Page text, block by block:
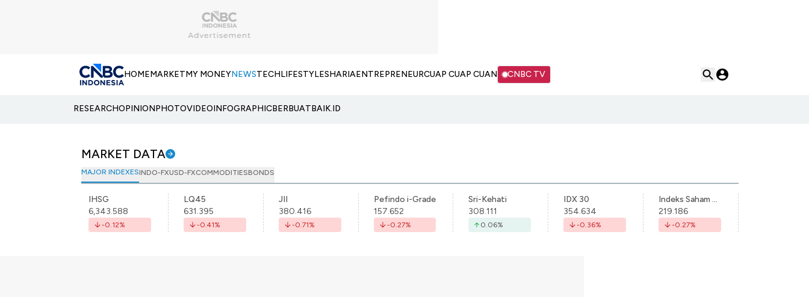
HOMEMARKETMY MONEYNEWSTECHLIFESTYLESHARIAENTREPRENEURCUAP CUAP CUAN CNBC TV
RESEARCHOPINIONPHOTOVIDEOINFOGRAPHICBERBUATBAIK.ID
MARKET DATA
MAJOR INDEXESINDO-FXUSD-FXCOMMODITIESBONDS
IHSG
6,343.588
-0.12%
LQ45
631.395
-0.41%
JII
380.416
-0.71%
Pefindo i-Grade
157.652
-0.27%
Sri-Kehati
308.111
0.06%
IDX 30
354.634
-0.36%
Indeks Saham Syariah Indonesia
219.186
-0.27%